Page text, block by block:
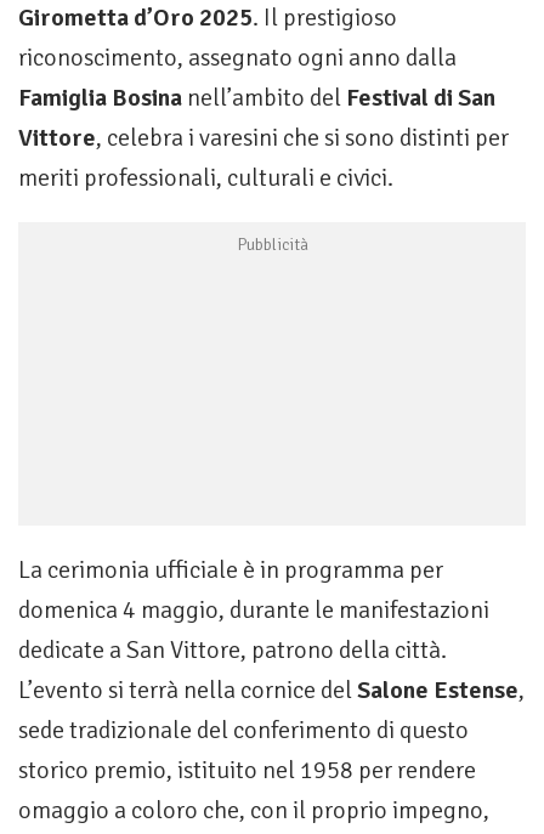
Girometta d’Oro 2025. Il prestigioso
riconoscimento, assegnato ogni anno dalla
Famiglia Bosina nell’ambito del Festival di San
Vittore, celebra i varesini che si sono distinti per
meriti professionali, culturali e civici.
La cerimonia ufficiale è in programma per
domenica 4 maggio, durante le manifestazioni
dedicate a San Vittore, patrono della città.
L’evento si terrà nella cornice delSalone Estense,
sede tradizionale del conferimento di questo
storico premio, istituito nel 1958 per rendere
omaggio a coloro che, con il proprio impegno,